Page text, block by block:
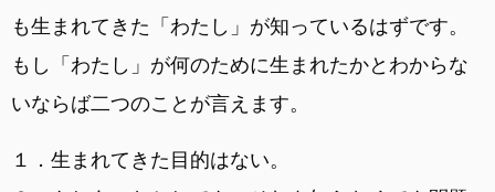
も生まれてきた「わたし」が知っているはずです。
もし「わたし」が何のために生まれたかとわからな
いならば二つのことが言えます。
１．生まれてきた目的はない。